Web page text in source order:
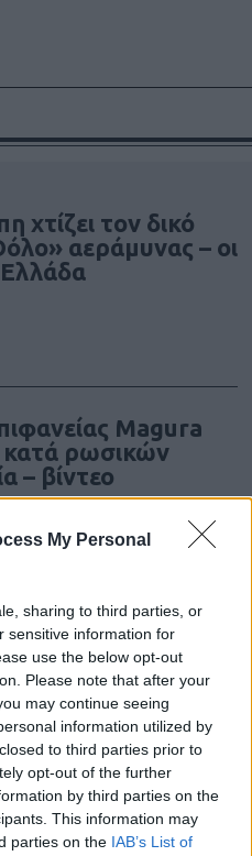
My Personal
sharing to third parties, or
sensitive information for
use the below opt-out
Please note that after your
may continue seeing
information utilized by
to third parties prior to
opt-out of the further
by third parties on the
This information may
parties on the IAB’s List of
τον δικό
αεράμυνας – οι
Ελλάδα
Magura
ρωσικών
– βίντεο
7 Αυγούστου
ο
τον Δράμαλη
της